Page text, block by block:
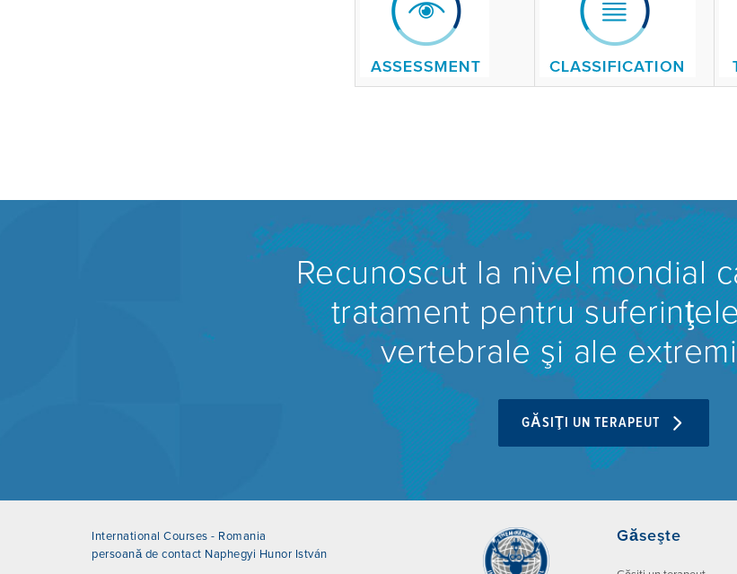
Recunoscut la nivel mondial
tratament pentru
vertebrale şi ale
GĂSIŢI UN TERAPEUT
International Courses - Romania
persoană de contact Naphegyi Hunor István
Găseşte